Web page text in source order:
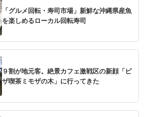
「グルメ回転・寿司市場」新鮮な沖縄県産魚
を楽しめるローカル回転寿司
９割が地元客。絶景カフェ激戦区の新顔「ピ
ザ喫茶ミモザの木」に行ってきた